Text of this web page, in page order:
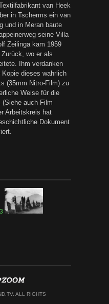
van Heek
in Tscherms ein van
und in Meran baute
seine Villa
Zeilinga kam 1959
wo er als
Ihm verdanken
dieses wahrlich
(35mm Nitro-Film) zu
Weise für die
(Siehe auch Film
Arbeitskreis hat
Dokument
ALL RIGHTS